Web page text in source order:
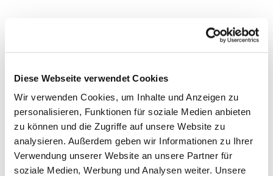
Diese Webseite verwendet Cookies
Wir verwenden Cookies, um Inhalte und Anzeigen zu
personalisieren, Funktionen für soziale Medien anbieten
zu können und die Zugriffe auf unsere Website zu
analysieren. Außerdem geben wir Informationen zu Ihrer
Verwendung unserer Website an unsere Partner für
soziale Medien, Werbung und Analysen weiter. Unsere